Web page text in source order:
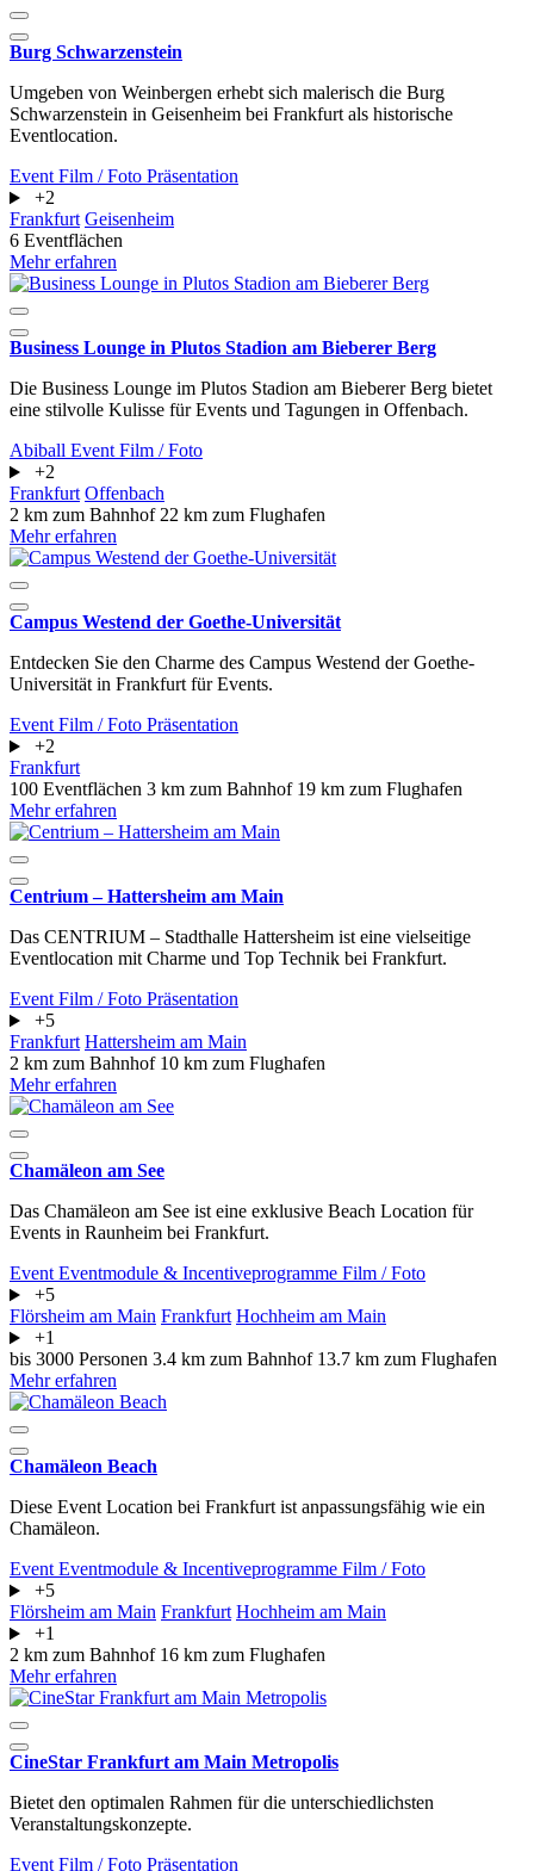
Burg Schwarzenstein
Umgeben von Weinbergen erhebt sich malerisch die Burg
Schwarzenstein in Geisenheim bei Frankfurt als historische
Eventlocation.
Event Film / Foto Präsentation
+2
Frankfurt Geisenheim
6 Eventflächen
Mehr erfahren
Business Lounge in Plutos Stadion am Bieberer Berg
Die Business Lounge im Plutos Stadion am Bieberer Berg bietet
eine stilvolle Kulisse für Events und Tagungen in Offenbach.
Abiball Event Film / Foto
+2
Frankfurt Offenbach
2 km zum Bahnhof 22 km zum Flughafen
Mehr erfahren
Campus Westend der Goethe-Universität
Entdecken Sie den Charme des Campus Westend der Goethe-
Universität in Frankfurt für Events.
Event Film / Foto Präsentation
+2
Frankfurt
100 Eventflächen 3 km zum Bahnhof 19 km zum Flughafen
Mehr erfahren
Centrium – Hattersheim am Main
Das CENTRIUM – Stadthalle Hattersheim ist eine vielseitige
Eventlocation mit Charme und Top Technik bei Frankfurt.
Event Film / Foto Präsentation
+5
Frankfurt Hattersheim am Main
2 km zum Bahnhof 10 km zum Flughafen
Mehr erfahren
Chamäleon am See
Das Chamäleon am See ist eine exklusive Beach Location für
Events in Raunheim bei Frankfurt.
Event Eventmodule & Incentiveprogramme Film / Foto
+5
Flörsheim am Main Frankfurt Hochheim am Main
+1
bis 3000 Personen 3.4 km zum Bahnhof 13.7 km zum Flughafen
Mehr erfahren
Chamäleon Beach
Diese Event Location bei Frankfurt ist anpassungsfähig wie ein
Chamäleon.
Event Eventmodule & Incentiveprogramme Film / Foto
+5
Flörsheim am Main Frankfurt Hochheim am Main
+1
2 km zum Bahnhof 16 km zum Flughafen
Mehr erfahren
CineStar Frankfurt am Main Metropolis
Bietet den optimalen Rahmen für die unterschiedlichsten
Veranstaltungskonzepte.
Event Film / Foto Präsentation